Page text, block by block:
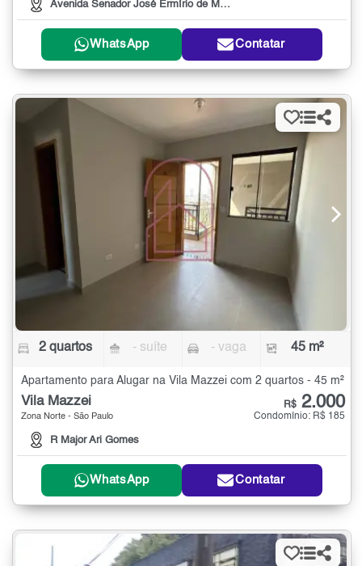
Avenida Senador José Ermírio de Moraes, 817
WhatsApp Contatar
2 quartos - suíte - vaga 45 m²
Apartamento para Alugar na Vila Mazzei com 2 quartos - 45 m²
Vila Mazzei
Zona Norte - São Paulo
R Major Ari Gomes
R$ 2.000
Condomínio: R$ 185
WhatsApp Contatar